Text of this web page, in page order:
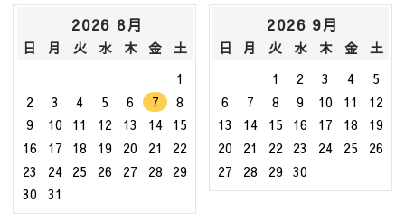
2026 8月
日 月 火 水 木 金
土
1
2
3 4 5 6 7
8
9
10 11 12 13 14
15
16
17 18 19 20 21
22
23
24 25 26 27 28
29
30
31
2026 9月
日 月 火 水 木 金
土
1
2 3 4
5
6
7 8 9 10 11
12
13
14 15 16 17 18
19
20
21 22 23 24 25
26
27
28 29 30